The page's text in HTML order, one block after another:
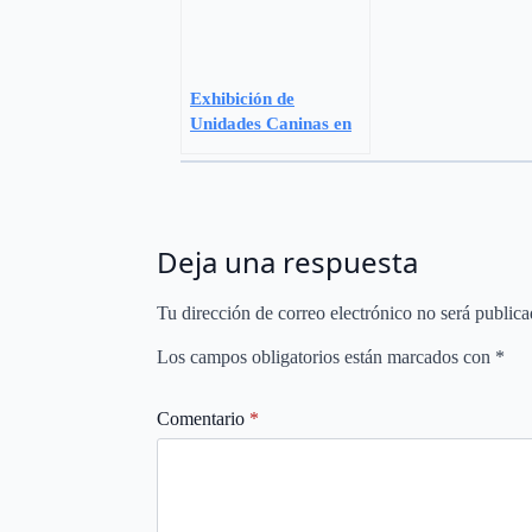
Exhibición de
Unidades Caninas en
Deja una respuesta
Tu dirección de correo electrónico no será
Los campos obligatorios están marcados con *
Comentario *